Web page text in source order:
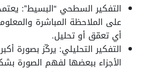
التفكير السطحي “البسيط”:
على الملاحظة المباشرة
أي تعمّق أو تحليل.
التفكير التحليلي: يركّز بصورة
الأجزاء ببعضها لفهم الصورة